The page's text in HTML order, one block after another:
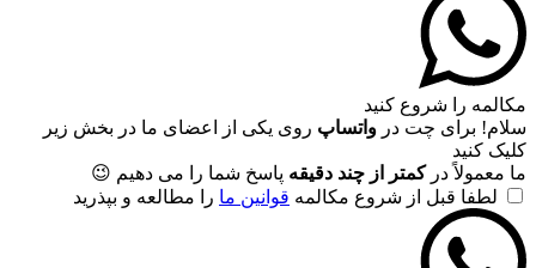
مکالمه را شروع کنید
سلام! برای چت در واتساپ روی یکی از اعضای ما در بخش زیر
کلیک کنید
ما معمولاً درکمتر از چند دقیقه پاسخ شما را می دهیم 😉
لطفا قبل از شروع مکالمه قوانین ما را مطالعه و بپذرید